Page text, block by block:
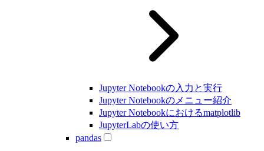
Jupyter Notebookの入力と実行
Jupyter Notebookのメニュー紹介
Jupyter Notebookにおけるmatplotlib
JupyterLabの使い方
pandas